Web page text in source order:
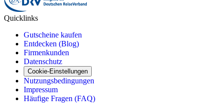
Quicklinks
Gutscheine kaufen
Entdecken (Blog)
Firmenkunden
Datenschutz
Cookie-Einstellungen
Nutzungsbedingungen
Impressum
Häufige Fragen (FAQ)